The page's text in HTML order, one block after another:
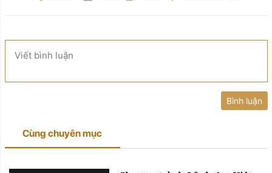
Viết bình luận
Bình luận
Cùng chuyên mục